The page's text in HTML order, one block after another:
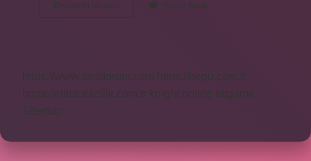
Devamını okuyun
Anlamlısı
Yorum Bırak
https://www.seraforum.com
https://begu.com.tr
https://elifcicekcilik.com.tr knight online
nttgame
Sitemap